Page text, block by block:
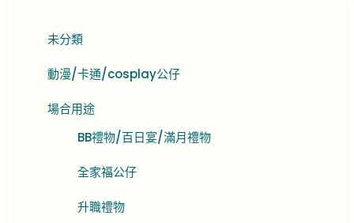
未分類
動漫/卡通/cosplay公仔
場合用途
BB禮物/百日宴/滿月禮物
全家福公仔
升職禮物